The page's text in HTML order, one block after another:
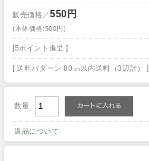
販売価格／550円
(本体価格:500円)
[5ポイント進呈 ]
[ 送料パターン 80㎝以内送料（3辺計） ]
数量
返品について